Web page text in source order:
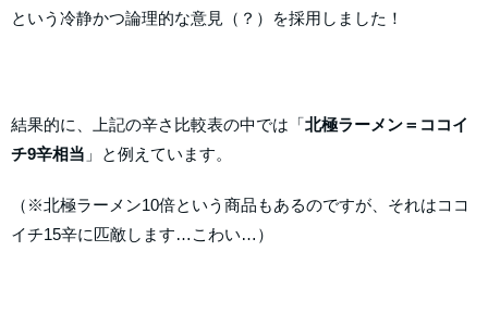
という冷静かつ論理的な意見（？）を採用しました！
結果的に、上記の辛さ比較表の中では「北極ラーメン＝ココイ
チ9辛相当 」と例えています。
（※北極ラーメン10倍という商品もあるのですが、それはココ
イチ15辛に匹敵します…こわい…）